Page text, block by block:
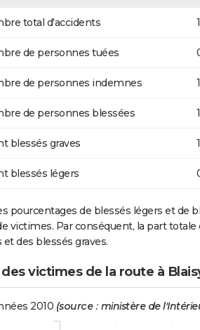
total d'accidents 1
de personnes tuées
de personnes indemnes
de personnes blessées
blessés graves
blessés légers
pourcentages de blessés légers et de
victimes. Par conséquent, la part
et des blessés graves.
victimes de la route à
2010 (source : ministère de